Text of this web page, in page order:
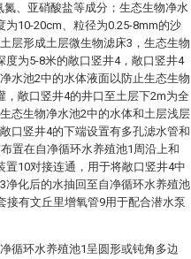
、亚硝酸盐等成分；生态生物净水
为10-20cm、粒径为0.25-8mm的沙
层形成土层微生物滤床3，生态生物
度为5-8米的敞口竖井4，敞口竖井4
水池2中的水体液面以防止生态生物
，敞口竖井4的井口至土层下2m为全
态生物净水池2中的水体和土层浅层
口竖井4的下端设置有多孔滤水管和
置在自净循环水养殖池1周沿上和
置10对接连通，用于将敞口竖井4中
净化后的水抽回至自净循环水养殖池
接有文丘里增氧管9用于配合潜水泵
循环水养殖池1呈圆形或钝角多边